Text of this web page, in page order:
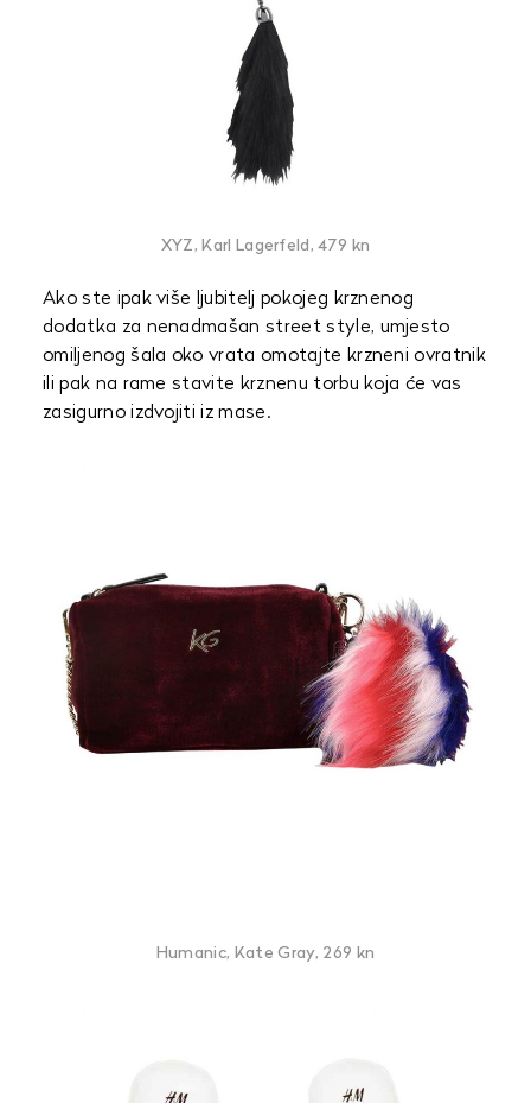
XYZ, Karl Lagerfeld, 479 kn
Ako ste ipak više ljubitelj pokojeg krznenog
dodatka za nenadmašan street style, umjesto
omiljenog šala oko vrata omotajte krzneni ovratnik
ili pak na rame stavite krznenu torbu koja će vas
zasigurno izdvojiti iz mase.
Humanic, Kate Gray, 269 kn